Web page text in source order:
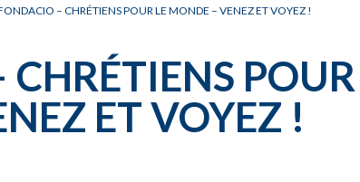
– CHRÉTIENS POUR LE MONDE – VENEZ ET VOYEZ !
POUR
ET VOYEZ !